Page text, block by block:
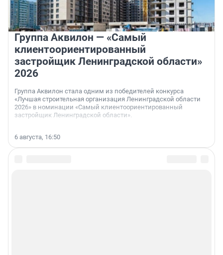
Группа Аквилон — «Самый
клиентоориентированный
застройщик Ленинградской области»
2026
Группа Аквилон стала одним из победителей конкурса
«Лучшая строительная организация Ленинградской области
2026» в номинации «Самый клиентоориентированный
застройщик Ленинградской области».
6 августа, 16:50